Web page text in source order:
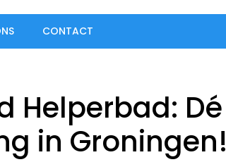
CONTACT
Helperbad: Dé
in Groningen!